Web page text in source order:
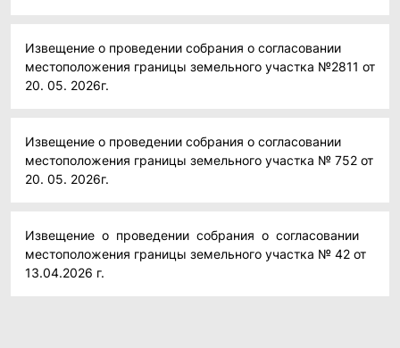
Извещение о проведении собрания о согласовании
местоположения границы земельного участка №2811 от
20. 05. 2026г.
Извещение о проведении собрания о согласовании
местоположения границы земельного участка № 752 от
20. 05. 2026г.
Извещение о проведении собрания о согласовании
местоположения границы земельного участка № 42 от
13.04.2026 г.